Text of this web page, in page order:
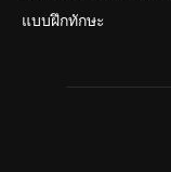
แบบฝึกทักษะ